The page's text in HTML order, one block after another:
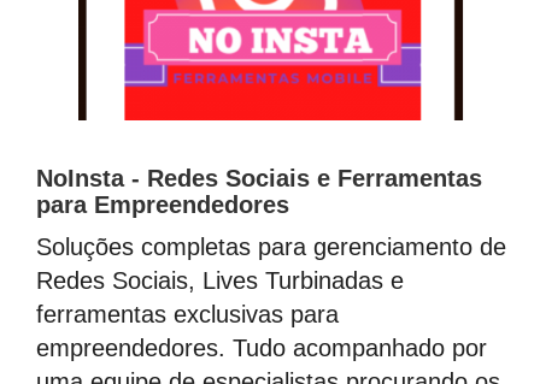
NoInsta - Redes Sociais e Ferramentas
para Empreendedores
Soluções completas para gerenciamento de
Redes Sociais, Lives Turbinadas e
ferramentas exclusivas para
empreendedores. Tudo acompanhado por